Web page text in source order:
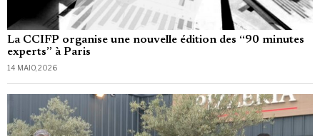
La CCIFP organise une nouvelle édition des “90 minutes
experts” à Paris
14 MAIO, 2026